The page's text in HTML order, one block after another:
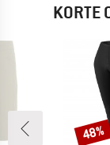
KORTE
Rabat
48%